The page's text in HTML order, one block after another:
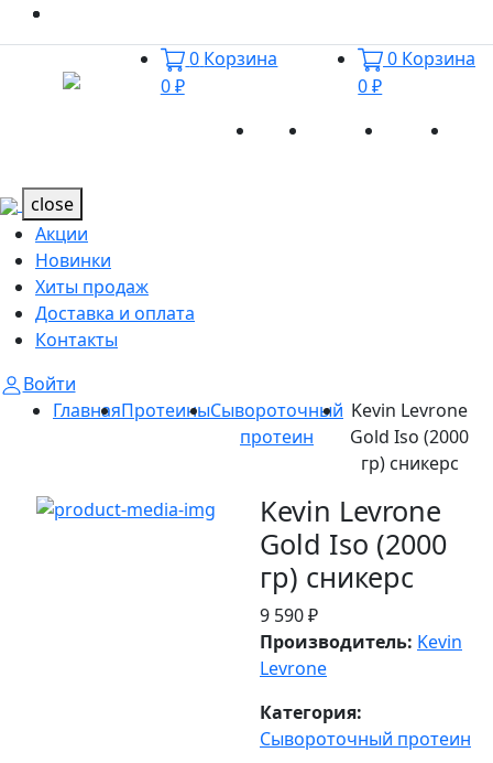
0 Корзина
0 ₽
0 Корзина
0 ₽
Акции Новинки
close
Акции
Новинки
Хиты продаж
Доставка и оплата
Контакты
Войти
ГлавнаяПротеиныСывороточный
протеин
Kevin Levrone
Gold Iso (2000
гр) сникерс
Kevin Levrone
Gold Iso (2000
гр) сникерс
9 590 ₽
Производитель: Kevin
Levrone
Категория:
Сывороточный протеин